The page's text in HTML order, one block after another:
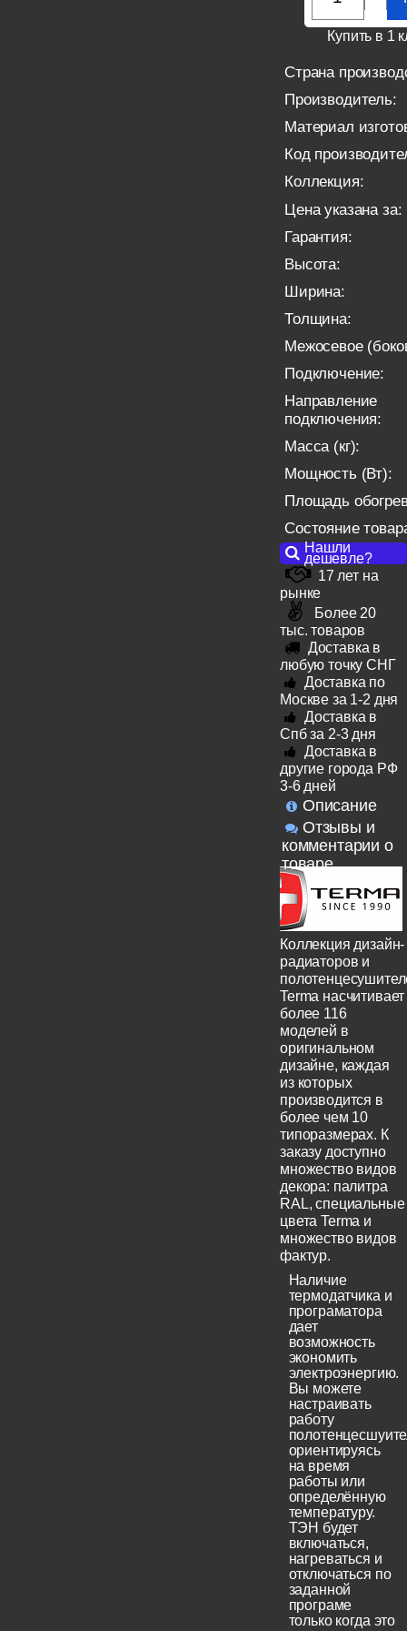
Купить в 1
Страна
Производитель:
Материал
Код
Коллекция:
Цена указана за:
Гарантия:
Высота:
Ширина:
Толщина:
Межосевое
Подключение:
Направление
подключения:
Масса (кг):
Мощность (Вт):
Площадь
Состояние
Нашли
дешевле?
17 лет на
рынке
Более 20
тыс. товаров
Доставка в
любую точку СНГ
Доставка по
Москве за 1-2 дня
Доставка в
Спб за 2-3 дня
Доставка в
другие города РФ
3-6 дней
Описание
Отзывы и
комментарии о
товаре
Коллекция дизайн-
радиаторов и
Terma насчитивает
более 116
моделей в
оригинальном
дизайне, каждая
из которых
производится в
более чем 10
типоразмерах. К
заказу доступно
множество видов
декора: палитра
RAL, специальные
цвета Terma и
множество видов
фактур.
Наличие
термодатчика и
програматора
дает
возможность
экономить
электроэнергию.
Вы можете
настраивать
работу
ориентируясь
на время
работы или
определённую
температуру.
ТЭН будет
включаться,
нагреваться и
отключаться по
заданной
програме
только когда это